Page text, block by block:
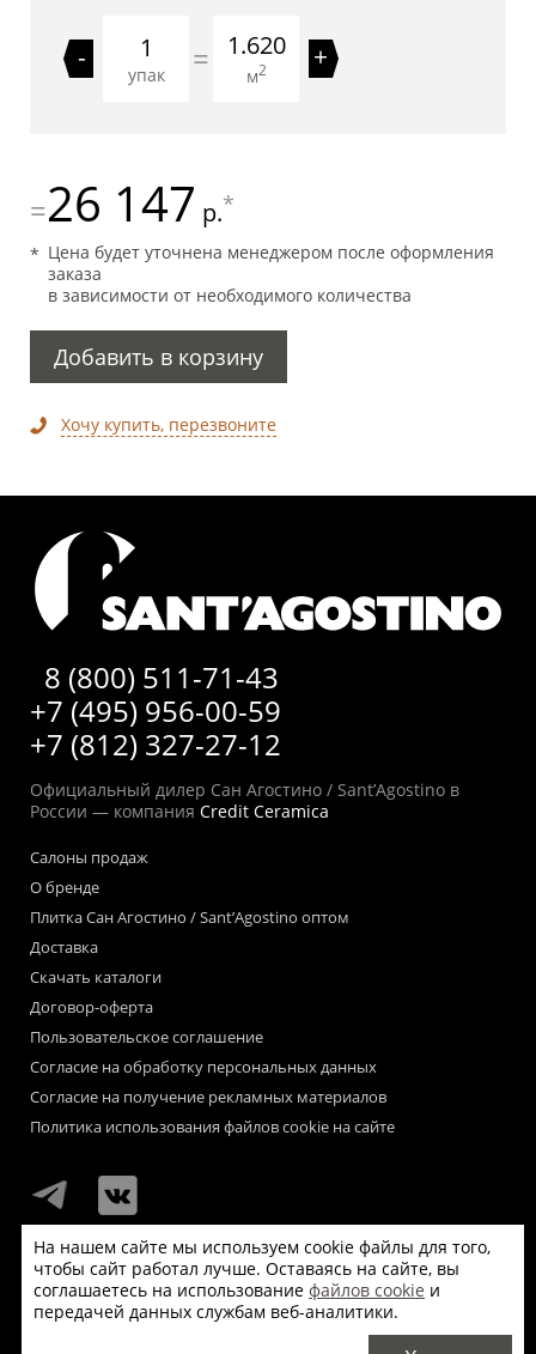
-
упак = 1.620
м2 +
=26 147 р.*
Цена будет уточнена менеджером после оформления
заказа
в зависимости от необходимого количества
Добавить в корзину
Хочу купить, перезвоните
8 (800) 511-71-43
+7 (495) 956-00-59
+7 (812) 327-27-12
Официальный дилер Сан Агостино / Sant’Agostino в
России — компания Credit Ceramica
Салоны продаж
О бренде
Плитка Сан Агостино / Sant’Agostino оптом
Доставка
Скачать каталоги
Договор-оферта
Пользовательское соглашение
Согласие на обработку персональных данных
Согласие на получение рекламных материалов
Политика использования файлов cookie на сайте
Мы используем файлы «cookie» для функционирования сайта.
Если Вас это не устраивает, пожалуйста, покиньте сайт.
На нашем сайте мы используем cookie файлы для того,
чтобы сайт работал лучше. Оставаясь на сайте, вы
соглашаетесь на использование файлов cookie и
передачей данных службам веб-аналитики.